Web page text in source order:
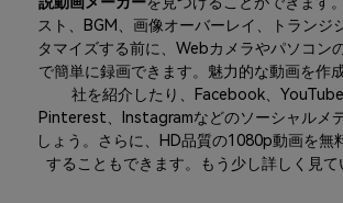
スト、BGM、画像オーバーレイ、トランジ
タマイズする前に、Webカメラやパソコン
で簡単に録画できます。魅力的な動画を作
社を紹介したり、Facebook、YouTube
Pinterest、Instagramなどのソーシャルメ
しょう。さらに、HD品質の1080p動画を無
することもできます。もう少し詳しく見て